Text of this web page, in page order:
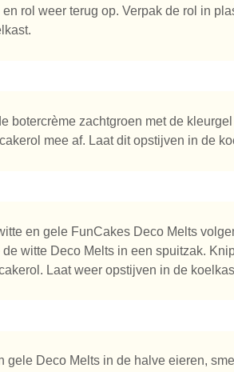
rol weer terug op. Verpak de rol in
botercrème zachtgroen met de
mee af. Laat dit opstijven in de
en gele FunCakes Deco Melts
witte Deco Melts in een spuitzak.
Laat weer opstijven in de
gele Deco Melts in de halve eieren,